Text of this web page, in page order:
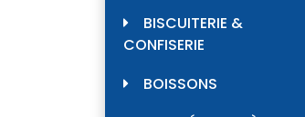
BISCUITERIE &
CONFISERIE
BOISSONS